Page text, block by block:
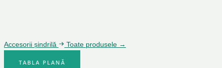
Accesorii șindrilă Toate produsele →
TABLA PLANĂ